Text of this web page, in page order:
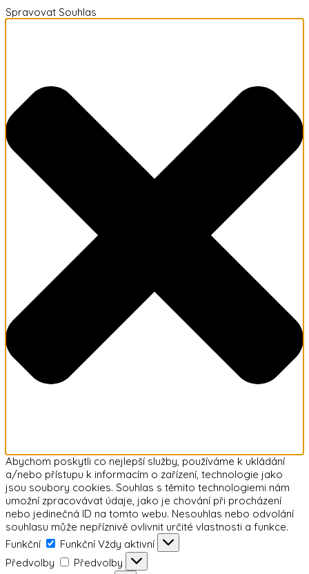
Spravovat Souhlas
Abychom poskytli co nejlepší služby, používáme k ukládání
a/nebo přístupu k informacím o zařízení, technologie jako
jsou soubory cookies. Souhlas s těmito technologiemi nám
umožní zpracovávat údaje, jako je chování při procházení
nebo jedinečná ID na tomto webu. Nesouhlas nebo odvolání
souhlasu může nepříznivě ovlivnit určité vlastnosti a funkce.
Funkční
Funkční Vždy aktivní
Předvolby
Předvolby